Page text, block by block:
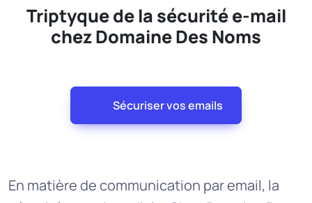
Triptyque de la sécurité e-mail
chez Domaine Des Noms
Sécuriser vos emails
En matière de communication par email, la